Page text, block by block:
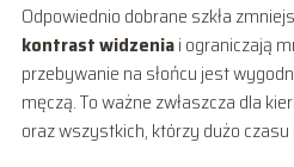
Odpowiednio dobrane szkła
kontrast widzeniai ograniczają
przebywanie na słońcu jest
męczą. To ważne zwłaszcza dla
oraz wszystkich, którzy dużo